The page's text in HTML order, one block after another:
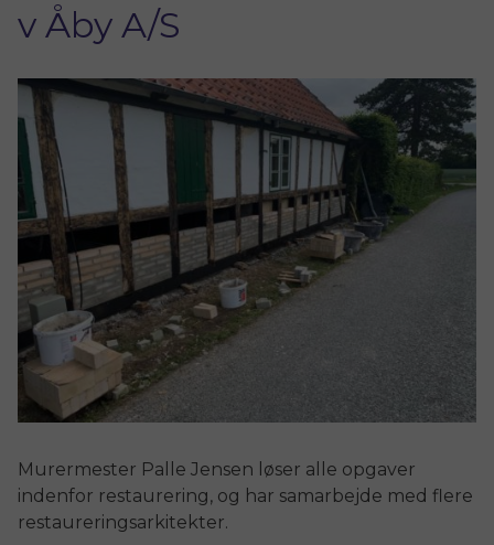
v Åby A/S
Murermester Palle Jensen løser alle opgaver
indenfor restaurering, og har samarbejde med flere
restaureringsarkitekter.